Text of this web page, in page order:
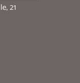
21